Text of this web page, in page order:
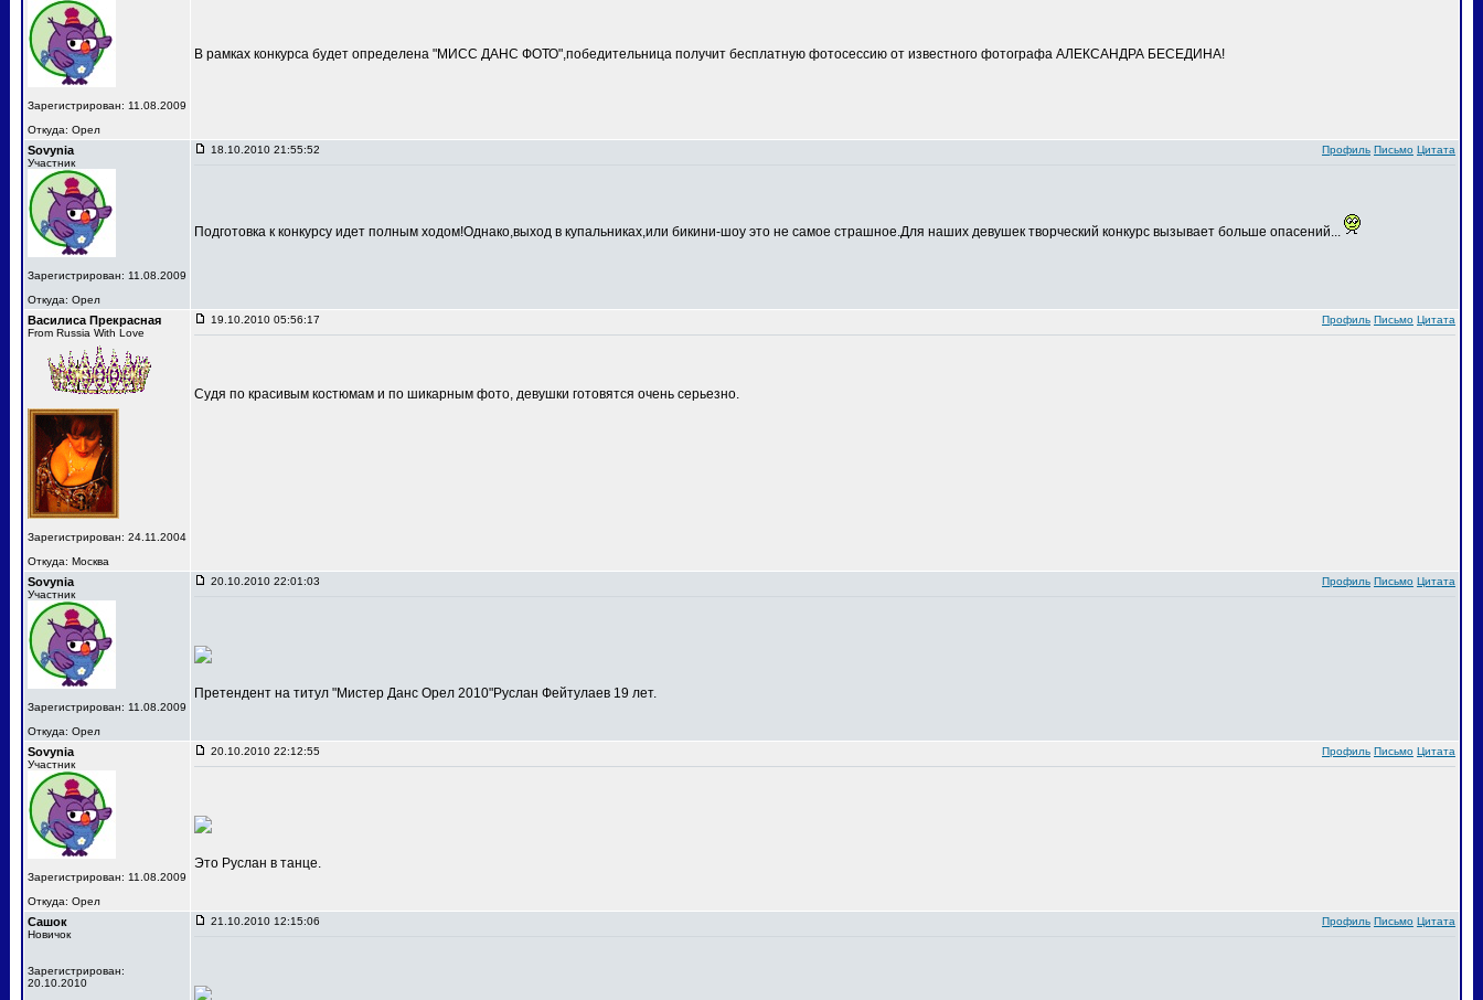
Зарегистрирован: 11.08.2009
Откуда: Орел
В рамках конкурса будет определена "МИСС ДАНС ФОТО",победительница получит бесплатную фотосессию от известного фотографа АЛЕКСАНДРА БЕСЕДИНА!
Sovynia
Участник
Зарегистрирован: 11.08.2009
Откуда: Орел
18.10.2010 21:55:52 Профиль Письмо Цитата
Подготовка к конкурсу идет полным ходом!Однако,выход в купальниках,или бикини-шоу это не самое страшное.Для наших девушек творческий конкурс вызывает больше опасений...
Василиса Прекрасная
From Russia With Love
Зарегистрирован: 24.11.2004
Откуда: Москва
19.10.2010 05:56:17 Профиль Письмо Цитата
Судя по красивым костюмам и по шикарным фото, девушки готовятся очень серьезно.
Sovynia
Участник
Зарегистрирован: 11.08.2009
Откуда: Орел
20.10.2010 22:01:03 Профиль Письмо Цитата
Претендент на титул "Мистер Данс Орел 2010"Руслан Фейтулаев 19 лет.
Sovynia
Участник
Зарегистрирован: 11.08.2009
Откуда: Орел
20.10.2010 22:12:55 Профиль Письмо Цитата
Это Руслан в танце.
Сашок
Новичок
Зарегистрирован:
20.10.2010
21.10.2010 12:15:06 Профиль Письмо Цитата